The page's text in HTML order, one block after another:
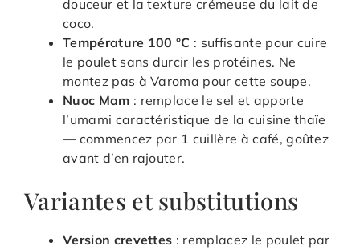
douceur et la texture crémeuse du lait de
coco.
Température 100 °C : suffisante pour cuire
le poulet sans durcir les protéines. Ne
montez pas à Varoma pour cette soupe.
Nuoc Mam : remplace le sel et apporte
l’umami caractéristique de la cuisine thaïe
— commencez par 1 cuillère à café, goûtez
avant d’en rajouter.
Variantes et substitutions
Version crevettes : remplacez le poulet par